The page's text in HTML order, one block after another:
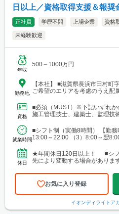
日以上／資格取得支援＆報奨
正社員 学歴不問 上場企業 資格
未経験歓迎
年収
500～1000万円
勤務地
【本社】 ■滋賀県長浜市田村
ご希望のエリアを考慮のうえ
ア └勤務地例：宮城県仙台市
ア └勤務地例：新潟県新潟市
地例：東京都千代田区神田錦
地例：大阪府大阪市中央区南
務地例：広島県広島市南区段
業務を担当いただく際、現場に
ホテルから直行直帰をお願いす
資格
■必須（MUST）※下記いずれか
施工管理技士、建築士、監理技
就業時間
■シフト制（実働8時間） 【勤
13:00～22:00 （3）8:00～翌
休日
★年間休日120日以上！ ■シ
先により変動する場合がありま
お気に入り登録
イオンディライトア